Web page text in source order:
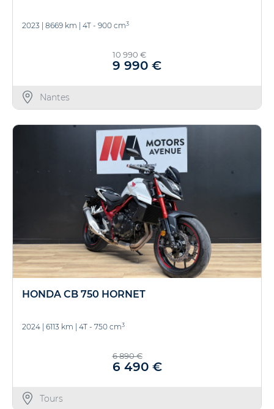
2023 8669 km 4T - 900 cm3
10 990 €
9 990 €
Nantes
HONDA CB 750 HORNET
2024 6113 km 4T - 750 cm3
6 890 €
6 490 €
Tours